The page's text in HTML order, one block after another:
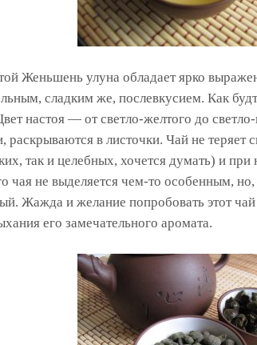
Женьшень улуна обладает ярко
сладким же, послевкусием. Как
настоя — от светло-желтого до
раскрываются в листочки. Чай не теряет
так и целебных, хочется думать) и при
чая не выделяется чем-то особенным,
Жажда и желание попробовать этот
его замечательного аромата.